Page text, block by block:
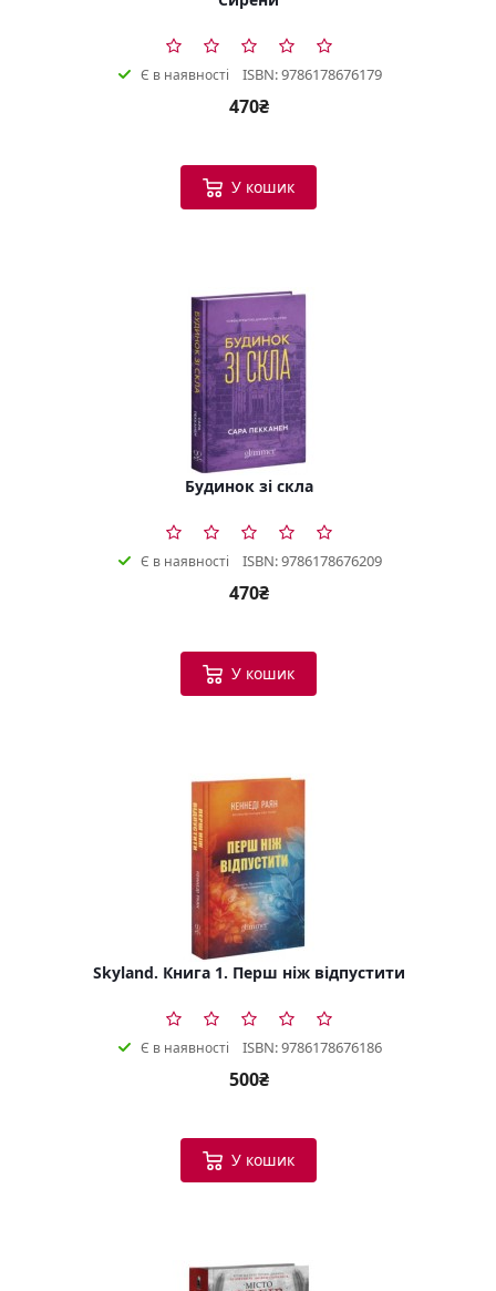
Є в наявності ISBN: 9786178676179
470₴
У кошик
Будинок зі скла
Є в наявності ISBN: 9786178676209
470₴
У кошик
Skyland. Книга 1. Перш ніж відпустити
Є в наявності ISBN: 9786178676186
500₴
У кошик